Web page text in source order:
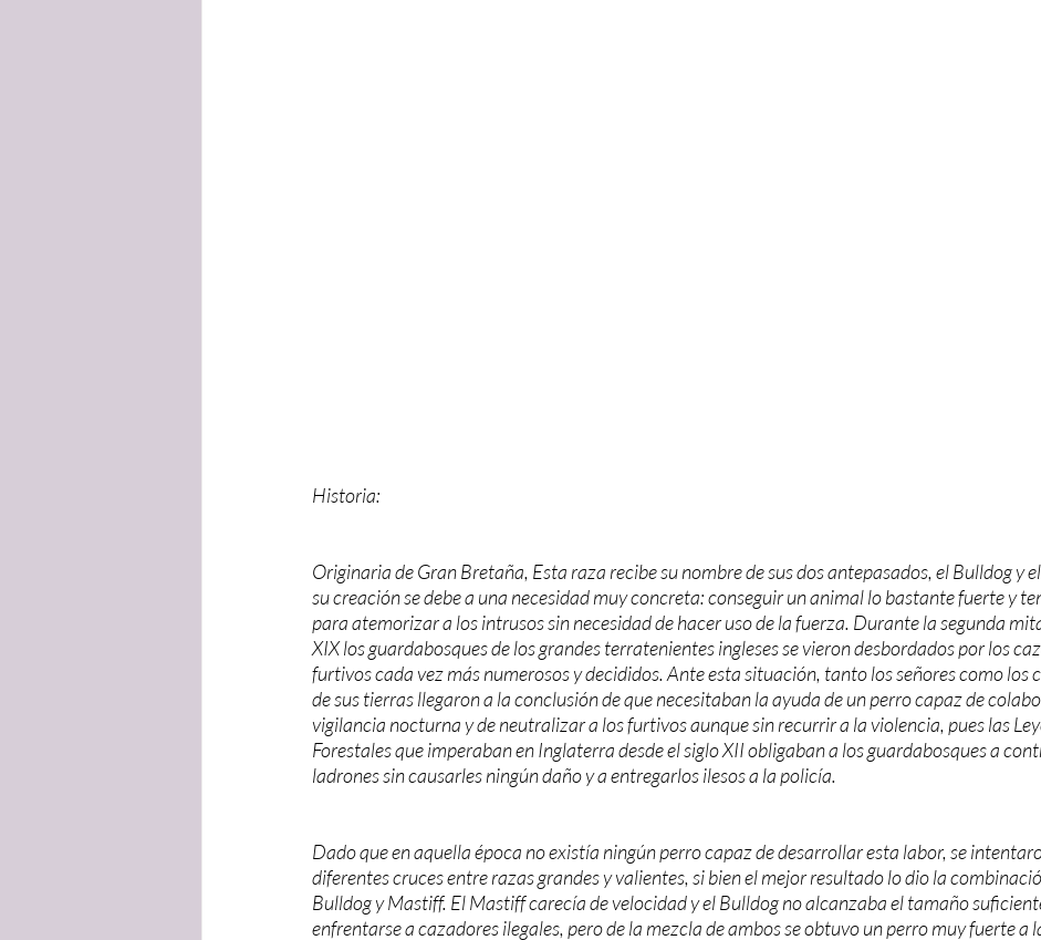
Historia:
Originaria de Gran Bretaña, Esta raza recibe su nombre de sus dos antepasados, el Bulldog y
su creación se debe a una necesidad muy concreta: conseguir un animal lo bastante fuerte y
para atemorizar a los intrusos sin necesidad de hacer uso de la fuerza. Durante la segunda
XIX los guardabosques de los grandes terratenientes ingleses se vieron desbordados por los
furtivos cada vez más numerosos y decididos. Ante esta situación, tanto los señores como los
de sus tierras llegaron a la conclusión de que necesitaban la ayuda de un perro capaz de
vigilancia nocturna y de neutralizar a los furtivos aunque sin recurrir a la violencia, pues las
Forestales que imperaban en Inglaterra desde el siglo XII obligaban a los guardabosques a
ladrones sin causarles ningún daño y a entregarlos ilesos a la policía.
Dado que en aquella época no existía ningún perro capaz de desarrollar esta labor, se
diferentes cruces entre razas grandes y valientes, si bien el mejor resultado lo dio la
Bulldog y Mastiff. El Mastiff carecía de velocidad y el Bulldog no alcanzaba el tamaño
enfrentarse a cazadores ilegales, pero de la mezcla de ambos se obtuvo un perro muy fuerte a